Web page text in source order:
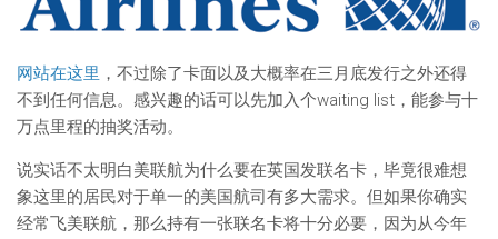
网站在这里 ，不过除了卡面以及大概率在三月底发行之外还得
不到任何信息。感兴趣的话可以先加入个waiting list，能参与十
万点里程的抽奖活动。
说实话不太明白美联航为什么要在英国发联名卡，毕竟很难想
象这里的居民对于单一的美国航司有多大需求。但如果你确实
经常飞美联航，那么持有一张联名卡将十分必要，因为从今年